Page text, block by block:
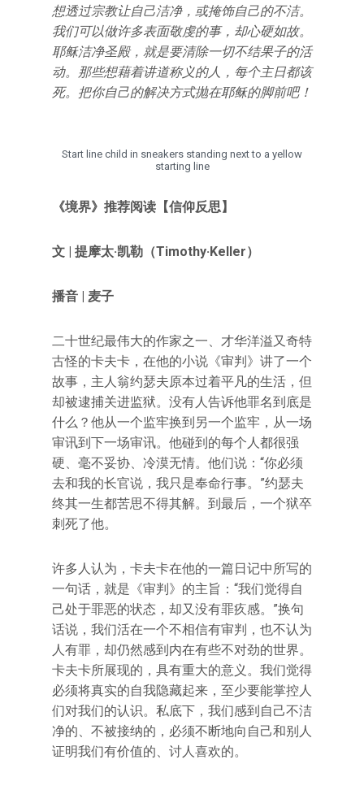
想透过宗教让自己洁净，或掩饰自己的不洁。
我们可以做许多表面敬虔的事，却心硬如故。
耶稣洁净圣殿，就是要清除一切不结果子的活
动。那些想藉着讲道称义的人，每个主日都该
死。把你自己的解决方式抛在耶稣的脚前吧！
Start line child in sneakers standing next to a yellow
starting line
《境界》推荐阅读【信仰反思】
文 | 提摩太·凯勒（Timothy·Keller）
播音 | 麦子
二十世纪最伟大的作家之一、才华洋溢又奇特
古怪的卡夫卡，在他的小说《审判》讲了一个
故事，主人翁约瑟夫原本过着平凡的生活，但
却被逮捕关进监狱。没有人告诉他罪名到底是
什么？他从一个监牢换到另一个监牢，从一场
审讯到下一场审讯。他碰到的每个人都很强
硬、毫不妥协、冷漠无情。他们说：“你必须
去和我的长官说，我只是奉命行事。”约瑟夫
终其一生都苦思不得其解。到最后，一个狱卒
刺死了他。
许多人认为，卡夫卡在他的一篇日记中所写的
一句话，就是《审判》的主旨：“我们觉得自
己处于罪恶的状态，却又没有罪疚感。”换句
话说，我们活在一个不相信有审判，也不认为
人有罪，却仍然感到内在有些不对劲的世界。
卡夫卡所展现的，具有重大的意义。我们觉得
必须将真实的自我隐藏起来，至少要能掌控人
们对我们的认识。私底下，我们感到自己不洁
净的、不被接纳的，必须不断地向自己和别人
证明我们有价值的、讨人喜欢的。